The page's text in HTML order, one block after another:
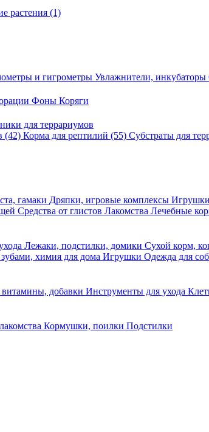
растения (1)
и гигрометры Увлажнители, инкубаторы
Фоны Коряги
для террариумов
(42) Корма для рептилий (55) Субстраты для
гамаки Дряпки, игровые комплексы Игрушки
Средства от глистов Лакомства Лечебные
Лежаки, подстилки, домики Сухой корм,
химия для дома Игрушки Одежда для
витамины, добавки Инструменты для ухода
Кормушки, поилки Подстилки